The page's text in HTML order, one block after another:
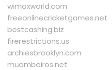
wimaxworld.com
freeonlinecricketgames.net
bestcashing.biz
firerestrictions.us
archiesbrooklyn.com
muambeiros.net